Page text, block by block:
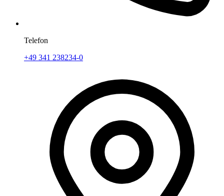
Telefon
+49 341 238234-0